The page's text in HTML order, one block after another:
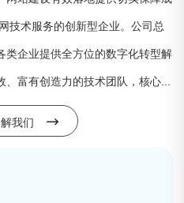
技术服务的创新型企业。公司总
类企业提供全方位的数字化转型解
富有创造力的技术团队，核心...
我们